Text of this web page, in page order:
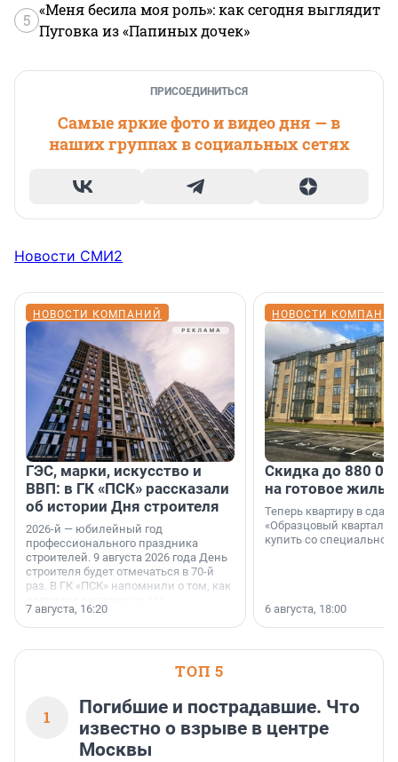
5
«Меня бесила моя роль»: как сегодня выглядит
Пуговка из «Папиных дочек»
ПРИСОЕДИНИТЬСЯ
Самые яркие фото и видео дня — в
наших группах в социальных сетях
Новости СМИ2
НОВОСТИ КОМПАНИЙ
ГЭС, марки, искусство и
ВВП: в ГК «ПСК» рассказали
об истории Дня строителя
2026-й — юбилейный год
профессионального праздника
строителей. 9 августа 2026 года День
строителя будет отмечаться в 70-й
раз. В ГК «ПСК» напомнили о том, как
поменялась роль строительства.
7 августа, 16:20
НОВОСТИ
Скидка до 880
на готовое
Теперь квартиру в
«Образцовый квартал
купить со специальной
6 августа, 18:00
ТОП 5
1
Погибшие и пострадавшие. Что
известно о взрыве в центре
Москвы